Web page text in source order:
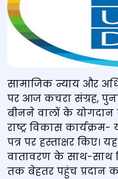
सामाजिक न्याय और
पर आज कचरा संग्रह,
बीनने वालों के
राष्ट्र विकास
पत्र पर हस्ताक्षर किए।
वातावरण के साथ-साथ
तक बेहतर पहुंच प्रदान